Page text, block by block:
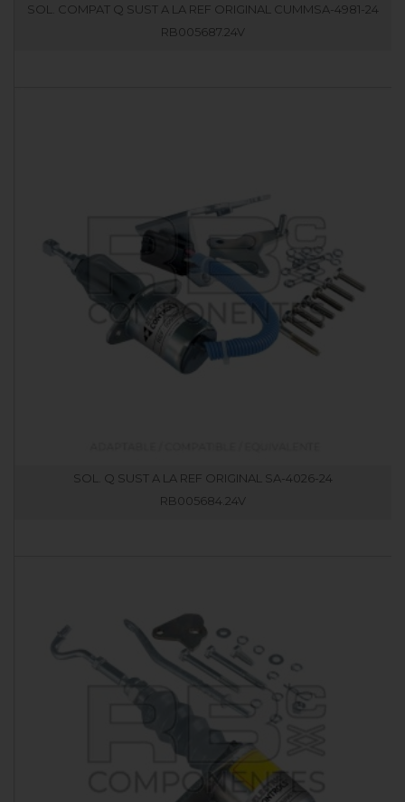
SOL. COMPAT Q SUST A LA REF ORIGINAL CUMMSA-4981-24
RB005687.24V
SOL. Q SUST A LA REF ORIGINAL SA-4026-24
RB005684.24V